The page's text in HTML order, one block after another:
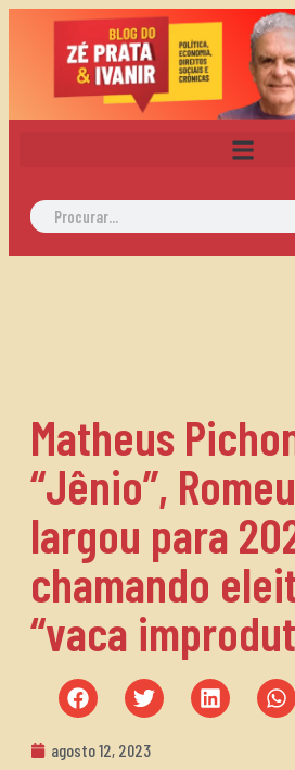
Matheus
“Jênio”,
largou para
chamando
“vaca
agosto 12, 2023